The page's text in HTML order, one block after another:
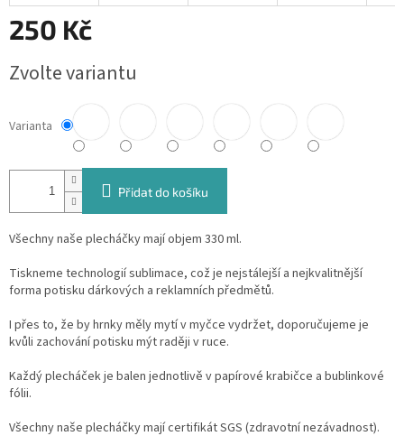
250 Kč
cena:
Zvolte variantu
Varianta
Přidat do košíku
Všechny naše plecháčky mají objem 330 ml.
Tiskneme technologií sublimace, což je nejstálejší a nejkvalitnější
forma potisku dárkových a reklamních předmětů.
I přes to, že by hrnky měly mytí v myčce vydržet, doporučujeme je
kvůli zachování potisku mýt raději v ruce.
Každý plecháček je balen jednotlivě v papírové krabičce a bublinkové
fólii.
Všechny naše plecháčky mají certifikát SGS (zdravotní nezávadnost).